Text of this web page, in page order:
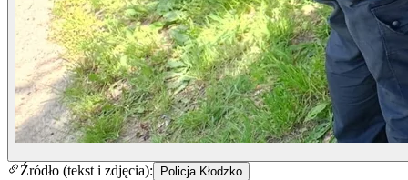
Źródło (tekst i zdjęcia): Policja Kłodzko